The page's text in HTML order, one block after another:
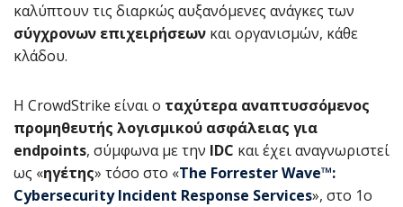
καλύπτουν τις διαρκώς αυξανόμενες ανάγκες των
σύγχρονων επιχειρήσεων και οργανισμών, κάθε
κλάδου.
Η CrowdStrike είναι ο ταχύτερα αναπτυσσόμενος
προμηθευτής λογισμικού ασφάλειας για
endpoints, σύμφωνα με την IDC και έχει αναγνωριστεί
ως «ηγέτης» τόσο στο «The Forrester Wave™:
Cybersecurity Incident Response Services», στο 1ο